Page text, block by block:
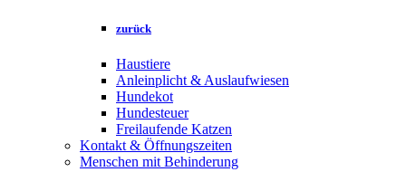
zurück
Haustiere
Anleinplicht & Auslaufwiesen
Hundekot
Hundesteuer
Freilaufende Katzen
Kontakt & Öffnungszeiten
Menschen mit Behinderung